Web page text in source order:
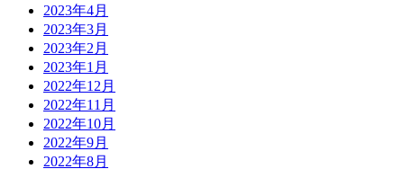
2023年4月
2023年3月
2023年2月
2023年1月
2022年12月
2022年11月
2022年10月
2022年9月
2022年8月